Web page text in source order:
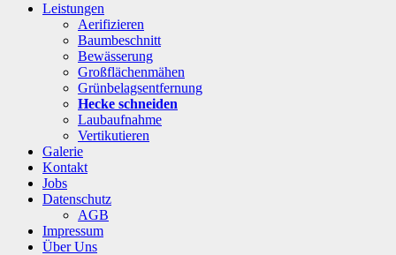
Leistungen
Aerifizieren
Baumbeschnitt
Bewässerung
Großflächenmähen
Grünbelagsentfernung
Hecke schneiden
Laubaufnahme
Vertikutieren
Galerie
Kontakt
Jobs
Datenschutz
AGB
Impressum
Über Uns